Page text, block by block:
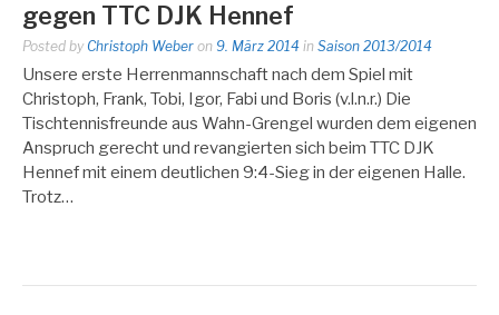
gegen TTC DJK Hennef
Posted by Christoph Weber on 9. März 2014 in Saison 2013/2014
Unsere erste Herrenmannschaft nach dem Spiel mit
Christoph, Frank, Tobi, Igor, Fabi und Boris (v.l.n.r.) Die
Tischtennisfreunde aus Wahn-Grengel wurden dem eigenen
Anspruch gerecht und revangierten sich beim TTC DJK
Hennef mit einem deutlichen 9:4-Sieg in der eigenen Halle.
Trotz…